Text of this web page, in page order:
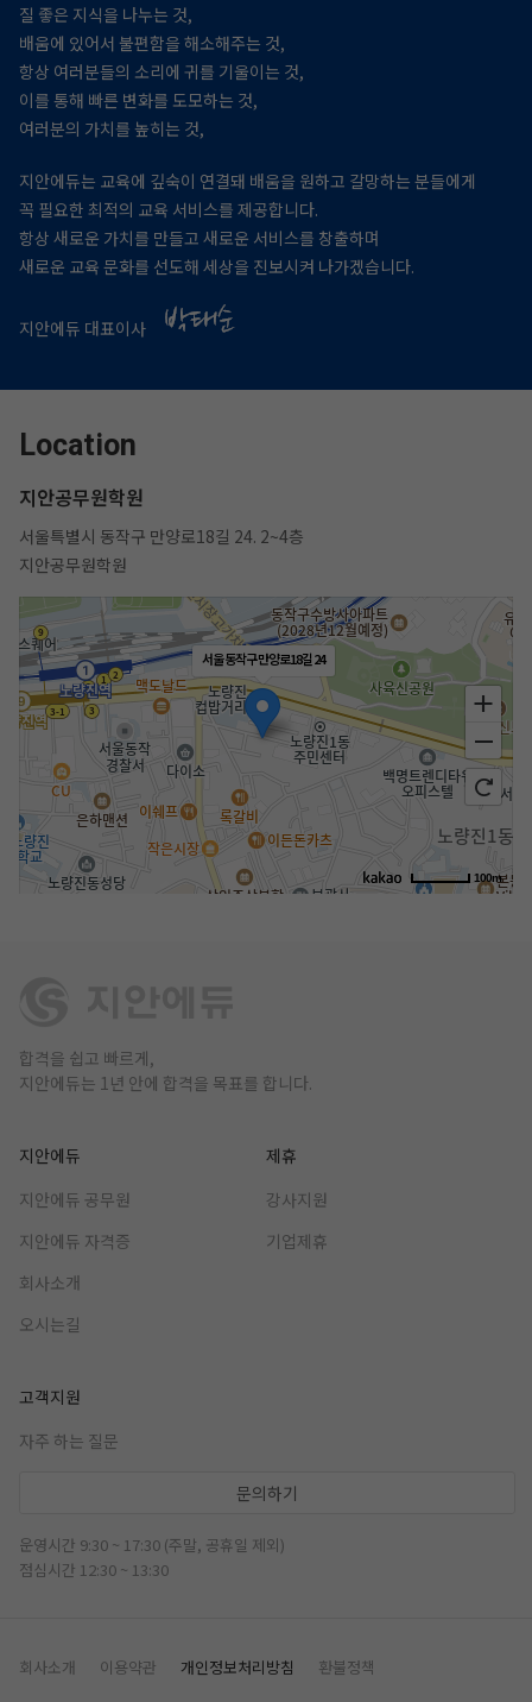
질 좋은 지식을 나누는 것,
배움에 있어서 불편함을 해소해주는 것,
항상 여러분들의 소리에 귀를 기울이는 것,
이를 통해 빠른 변화를 도모하는 것,
여러분의 가치를 높히는 것,
지안에듀는 교육에 깊숙이 연결돼 배움을 원하고 갈망하는 분들에게
꼭 필요한 최적의 교육 서비스를 제공합니다.
항상 새로운 가치를 만들고 새로운 서비스를 창출하며
새로운 교육 문화를 선도해 세상을 진보시켜 나가겠습니다.
지안에듀 대표이사
Location
지안공무원학원
서울특별시 동작구 만양로18길 24. 2~4층
지안공무원학원
서울 동작구 만양로18길 24
100m
합격을 쉽고 빠르게,
지안에듀는 1년 안에 합격을 목표를 합니다.
지안에듀
지안에듀 공무원
지안에듀 자격증
회사소개
오시는길
제휴
강사지원
기업제휴
고객지원
자주 하는 질문
문의하기
운영시간 9:30 ~ 17:30 (주말, 공휴일 제외)
점심시간 12:30 ~ 13:30
회사소개 이용약관 개인정보처리방침
환불정책